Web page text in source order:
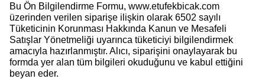
Bu Ön Bilgilendirme Formu, www.etufekbicak.com
üzerinden verilen siparişe ilişkin olarak 6502 sayılı
Tüketicinin Korunması Hakkında Kanun ve Mesafeli
Satışlar Yönetmeliği uyarınca tüketiciyi bilgilendirmek
amacıyla hazırlanmıştır. Alıcı, siparişini onaylayarak bu
formda yer alan tüm bilgileri okuduğunu ve kabul ettiğini
beyan eder.